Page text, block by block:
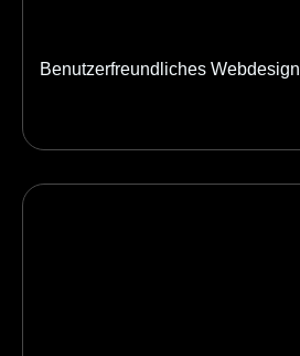
Benutzerfreundliches Webdesign